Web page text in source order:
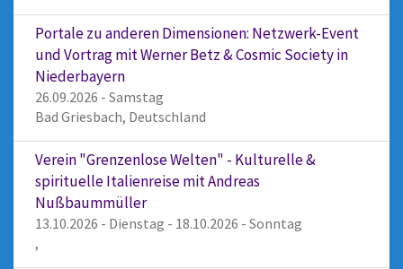
Portale zu anderen Dimensionen: Netzwerk-Event
und Vortrag mit Werner Betz & Cosmic Society in
Niederbayern
26.09.2026 - Samstag
Bad Griesbach, Deutschland
Verein "Grenzenlose Welten" - Kulturelle &
spirituelle Italienreise mit Andreas
Nußbaummüller
13.10.2026 - Dienstag - 18.10.2026 - Sonntag
,